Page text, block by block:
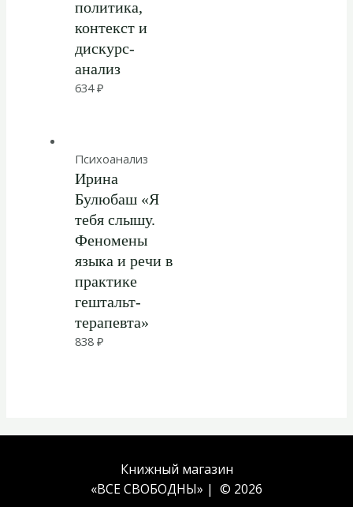
политика,
контекст и
дискурс-
анализ
634₽
Психоанализ
Ирина
Булюбаш «Я
тебя слышу.
Феномены
языка и речи в
практике
гештальт-
терапевта»
838₽
Книжный магазин
«ВСЕ СВОБОДНЫ» | © 2026